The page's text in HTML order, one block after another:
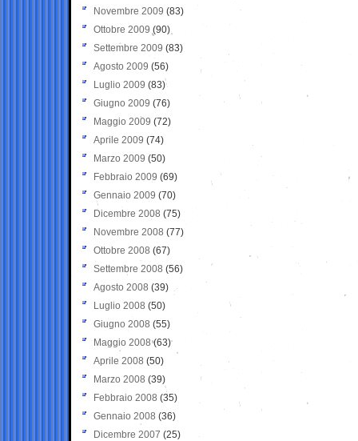
Novembre 2009 (83)
Ottobre 2009 (90)
Settembre 2009 (83)
Agosto 2009 (56)
Luglio 2009 (83)
Giugno 2009 (76)
Maggio 2009 (72)
Aprile 2009 (74)
Marzo 2009 (50)
Febbraio 2009 (69)
Gennaio 2009 (70)
Dicembre 2008 (75)
Novembre 2008 (77)
Ottobre 2008 (67)
Settembre 2008 (56)
Agosto 2008 (39)
Luglio 2008 (50)
Giugno 2008 (55)
Maggio 2008(63)
Aprile 2008 (50)
Marzo 2008 (39)
Febbraio 2008 (35)
Gennaio 2008 (36)
Dicembre 2007 (25)